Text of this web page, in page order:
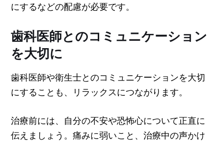
にするなどの配慮が必要です。
歯科医師とのコミュニケーション
を大切に
歯科医師や衛生士とのコミュニケーションを大切
にすることも、リラックスにつながります。
治療前には、自分の不安や恐怖心について正直に
伝えましょう。痛みに弱いこと、治療中の声かけ